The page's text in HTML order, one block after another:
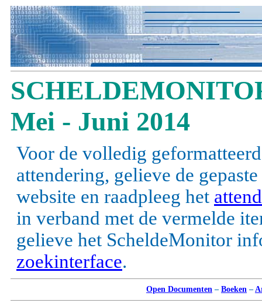
Mei - Juni 2014
Voor de volledig
attendering, gelieve de
website en raadpleeg het
in verband met de vermelde
gelieve het ScheldeMonitor
zoekinterface.
Open Documenten – Boeken –